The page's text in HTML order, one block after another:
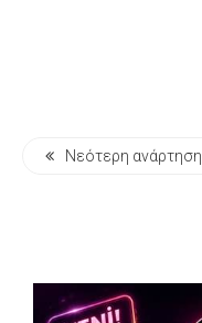
Νεότερη ανάρτηση